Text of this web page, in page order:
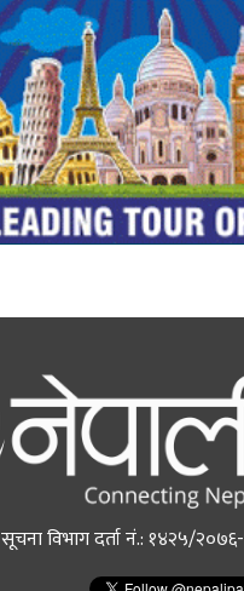
सूचना विभाग दर्ता नं.: १४२५/